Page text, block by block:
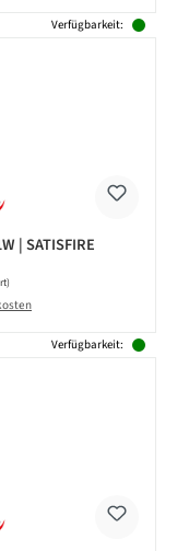
Verfügbarkeit:
| SATISFIRE
Verfügbarkeit: